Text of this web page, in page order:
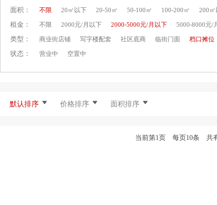
面积：
不限 20㎡以下 20-50㎡ 50-100㎡ 100-200㎡
200㎡
租金：
不限 2000元/月以下 2000-5000元/月以下
5000-8000元/
类型：
商业街店铺 写字楼配套 社区底商 临街门面
档口摊位
状态：
营业中 空置中
默认排序 价格排序 面积排序
当前第1页 每页10条